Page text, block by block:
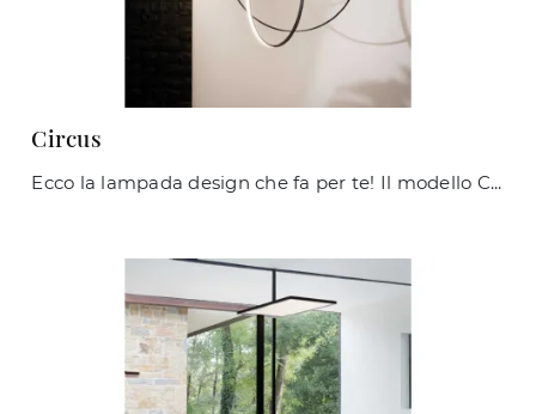
Circus
Ecco la lampada design che fa per te! Il modello Circus è una delle nostre lampade a sospensione di Ideal Lux.